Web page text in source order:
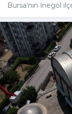
Bursa'nın İnegöl